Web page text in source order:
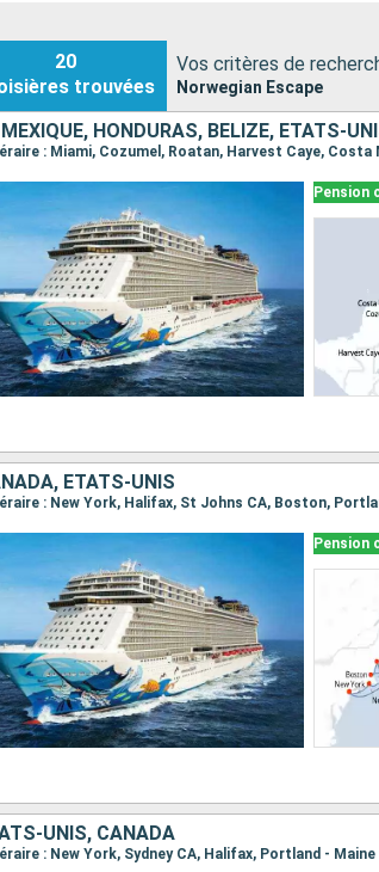
20
trouvées
Vos critères de
Norwegian Escape
MEXIQUE, HONDURAS, BELIZE, ÉTATS-
: Miami, Cozumel, Roatan, Harvest Caye, Costa
Pension
ÉTATS-UNIS
Pension
UNIS, CANADA